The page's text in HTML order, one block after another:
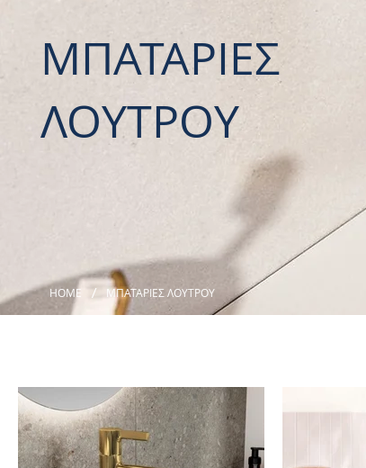
ΜΠΑΤΑΡΙΕΣ
ΛΟΥΤΡΟΥ
HOME / ΜΠΑΤΑΡΙΕΣ ΛΟΥΤΡΟΥ